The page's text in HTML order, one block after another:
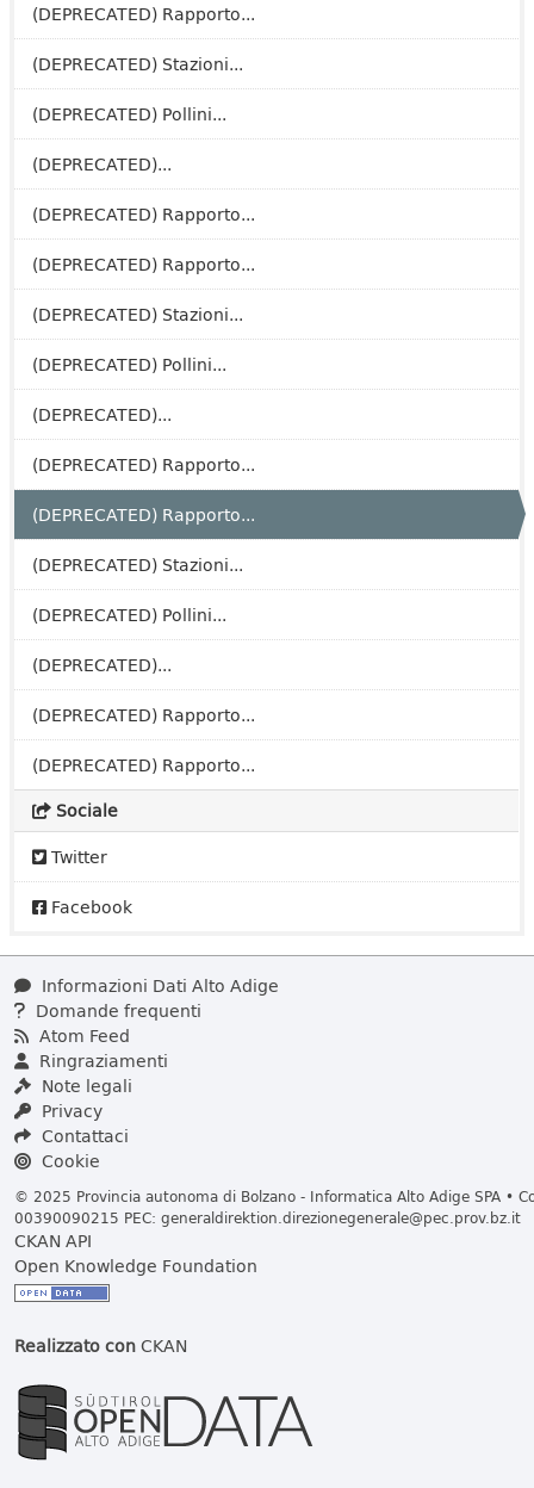
(DEPRECATED) Rapporto...
(DEPRECATED) Stazioni...
(DEPRECATED) Pollini...
(DEPRECATED)...
(DEPRECATED) Rapporto...
(DEPRECATED) Rapporto...
(DEPRECATED) Stazioni...
(DEPRECATED) Pollini...
(DEPRECATED)...
(DEPRECATED) Rapporto...
(DEPRECATED) Rapporto...
(DEPRECATED) Stazioni...
(DEPRECATED) Pollini...
(DEPRECATED)...
(DEPRECATED) Rapporto...
(DEPRECATED) Rapporto...
Sociale
Twitter
Facebook
Informazioni Dati Alto Adige
Domande frequenti
Atom Feed
Ringraziamenti
Note legali
Privacy
Contattaci
Cookie
© 2025 Provincia autonoma di Bolzano - Informatica Alto Adige SPA •
00390090215 PEC: generaldirektion.direzionegenerale@pec.prov.bz.it
CKAN API
Open Knowledge Foundation
Realizzato conCKAN